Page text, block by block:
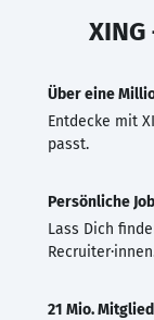
Über eine
Entdecke mit
passt.
Persönliche
Lass Dich
21 Mio.